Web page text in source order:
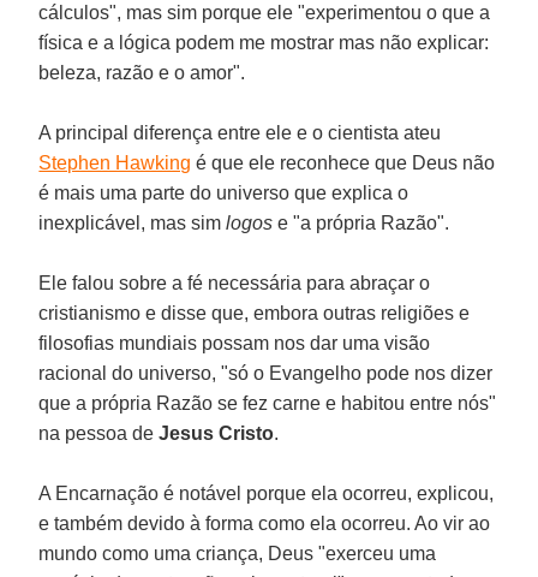
cálculos", mas sim porque ele "experimentou o que a
física e a lógica podem me mostrar mas não explicar:
beleza, razão e o amor".
A principal diferença entre ele e o cientista ateu
Stephen Hawking é que ele reconhece que Deus não
é mais uma parte do universo que explica o
inexplicável, mas simlogos e "a própria Razão".
Ele falou sobre a fé necessária para abraçar o
cristianismo e disse que, embora outras religiões e
filosofias mundiais possam nos dar uma visão
racional do universo, "só o Evangelho pode nos dizer
que a própria Razão se fez carne e habitou entre nós"
na pessoa deJesus Cristo.
A Encarnação é notável porque ela ocorreu, explicou,
e também devido à forma como ela ocorreu. Ao vir ao
mundo como uma criança, Deus "exerceu uma